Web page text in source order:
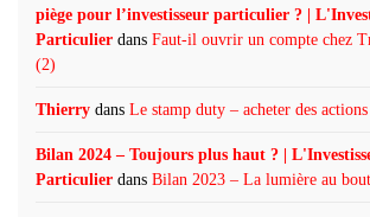
piège pour l’investisseur particulier ? |
Particulier dans Faut-il ouvrir un compte chez
(2)
Thierry dans Le stamp duty – acheter des actions
Bilan 2024 – Toujours plus haut ? |
Particulier dans Bilan 2023 – La lumière au